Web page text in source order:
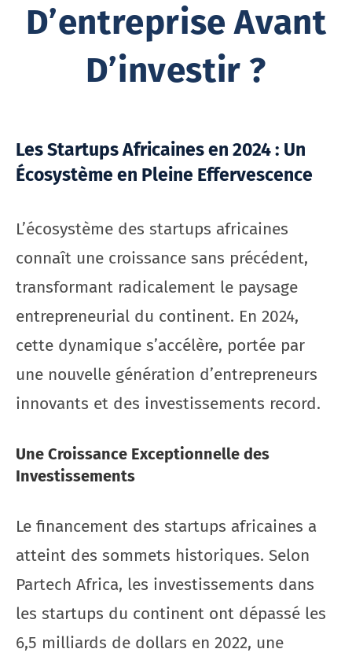
D’entreprise Avant
D’investir ?
Les Startups Africaines en 2024 : Un
Écosystème en Pleine Effervescence
L’écosystème des startups africaines
connaît une croissance sans précédent,
transformant radicalement le paysage
entrepreneurial du continent. En 2024,
cette dynamique s’accélère, portée par
une nouvelle génération d’entrepreneurs
innovants et des investissements record.
Une Croissance Exceptionnelle des
Investissements
Le financement des startups africaines a
atteint des sommets historiques. Selon
Partech Africa, les investissements dans
les startups du continent ont dépassé les
6,5 milliards de dollars en 2022, une